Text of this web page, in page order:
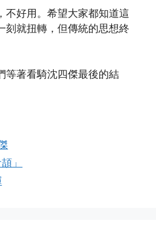
不好用。希望大家都知道這
刻就扭轉，但傳統的思想終
等著看騎沈四傑最後的結
」